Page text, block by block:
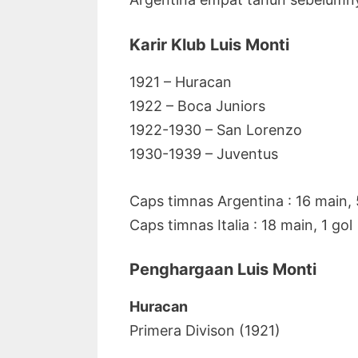
Karir Klub Luis Monti
1921 – Huracan
1922 – Boca Juniors
1922-1930 – San Lorenzo
1930-1939 – Juventus
Caps timnas Argentina : 16 main,
Caps timnas Italia : 18 main, 1 gol
Penghargaan Luis Monti
Huracan
Primera Divison (1921)